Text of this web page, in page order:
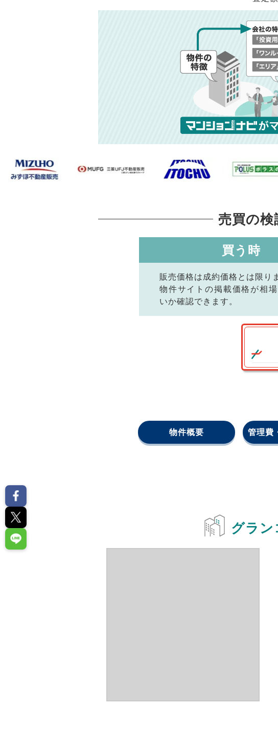
売買の
買う時
販売価格は成約価格とは限り
物件サイトの掲載価格が相
いか確認できます。
物件概要 管理費
グラン